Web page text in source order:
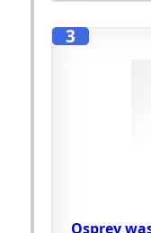
3
Osprey